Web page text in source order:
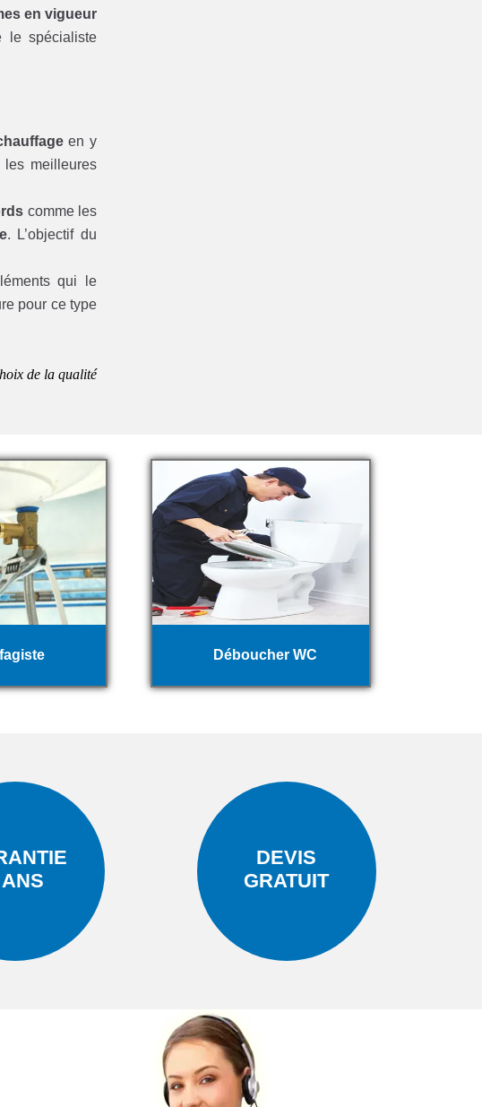
en vigueur
le spécialiste
en y
les meilleures
comme les
. L’objectif du
qui le
pour ce type
de la qualité
Déboucher WC
DEVIS
GRATUIT